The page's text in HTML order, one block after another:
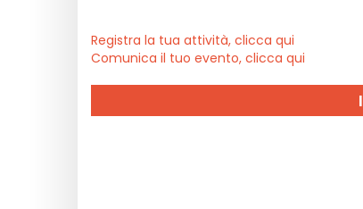
Registra la tua attività, clicca qui
Comunica il tuo evento, clicca qui